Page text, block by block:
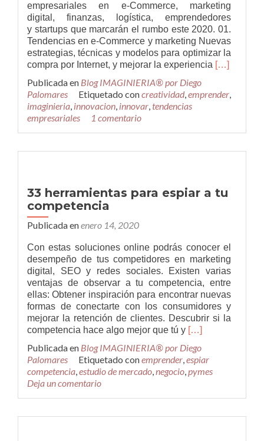
empresariales en e-Commerce, marketing
digital, finanzas, logística, emprendedores
y startups que marcarán el rumbo este 2020. 01.
Tendencias en e-Commerce y marketing Nuevas
estrategias, técnicas y modelos para optimizar la
compra por Internet, y mejorar la experiencia Leer
a
cuenta
la
[…]
Publicada en Blog IMAGINIERIA® por Diego
Palomares
Etiquetado concreatividad,emprender,
imaginieria, innovacion, innovar, tendencias
empresariales
1 comentario
33 herramientas para espiar a tu
competencia
Publicada enenero 14, 2020
Con estas soluciones online podrás conocer el
desempeño de tus competidores en marketing
digital, SEO y redes sociales. Existen varias
ventajas de observar a tu competencia, entre
ellas: Obtener inspiración para encontrar nuevas
formas de conectarte con los consumidores y
mejorar la retención de clientes. Descubrir si la
competencia hace algo mejor que tú y Leer
herramientas
para
espiar
tu
[…]
Publicada en Blog IMAGINIERIA® por Diego
Palomares
Etiquetado conemprender,espiar
competencia,estudio de mercado,negocio,pymes
Deja un comentario